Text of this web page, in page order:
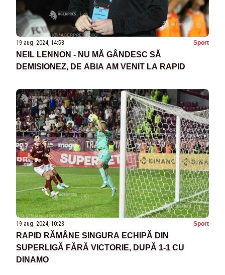
19 aug. 2024, 14:58 Sport
NEIL LENNON - NU MĂ GÂNDESC SĂ
DEMISIONEZ, DE ABIA AM VENIT LA RAPID
19 aug. 2024, 10:28 Sport
RAPID RĂMÂNE SINGURA ECHIPĂ DIN
SUPERLIGĂ FĂRĂ VICTORIE, DUPĂ 1-1 CU
DINAMO